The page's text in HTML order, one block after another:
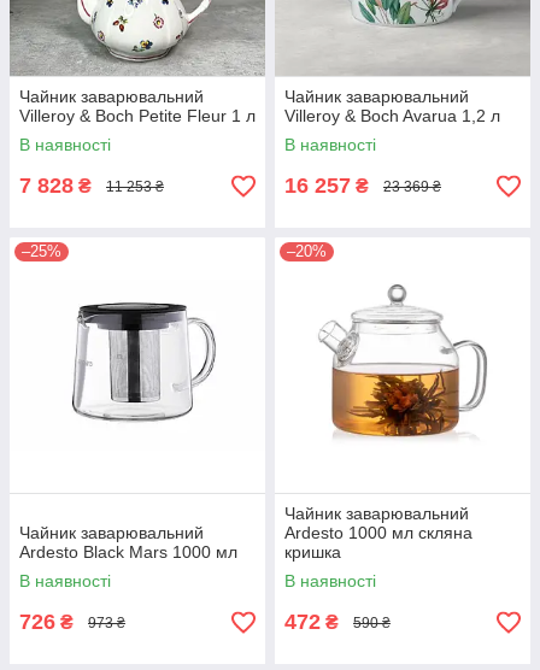
Чайник заварювальний
Villeroy & Boch Petite Fleur 1 л
В наявності
7 828 ₴ 11 253 ₴
Чайник заварювальний
Villeroy & Boch Avarua 1,2 л
В наявності
16 257 ₴ 23 369 ₴
–25%
Чайник заварювальний
Ardesto Black Mars 1000 мл
В наявності
726 ₴ 973 ₴
–20%
Чайник заварювальний
Ardestо 1000 мл скляна
кришка
В наявності
472 ₴ 590 ₴